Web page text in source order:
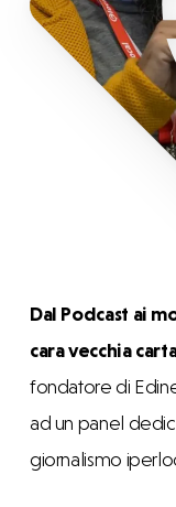
Dal Podcast ai
cara vecchia
fondatore di
ad un panel
giornalismo